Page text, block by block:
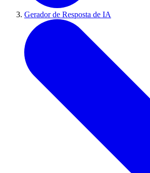
Gerador de Resposta de IA